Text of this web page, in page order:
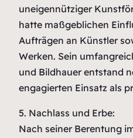
uneigennütziger
hatte maßgeblichen
Aufträgen an Künstler
Werken. Sein
und Bildhauer entstand
engagierten Einsatz als
5. Nachlass und Erbe:
Nach seiner Berentung